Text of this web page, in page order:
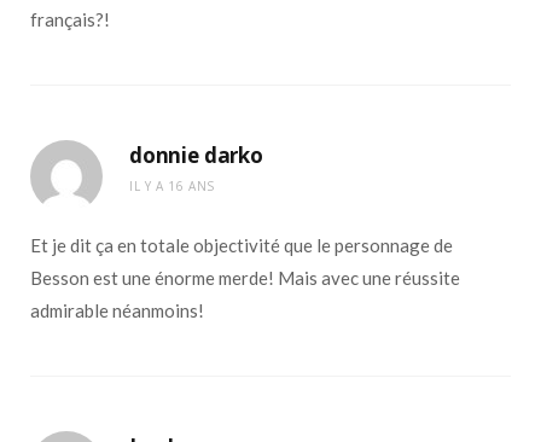
français?!
donnie darko
IL Y A 16 ANS
Et je dit ça en totale objectivité que le personnage de
Besson est une énorme merde! Mais avec une réussite
admirable néanmoins!